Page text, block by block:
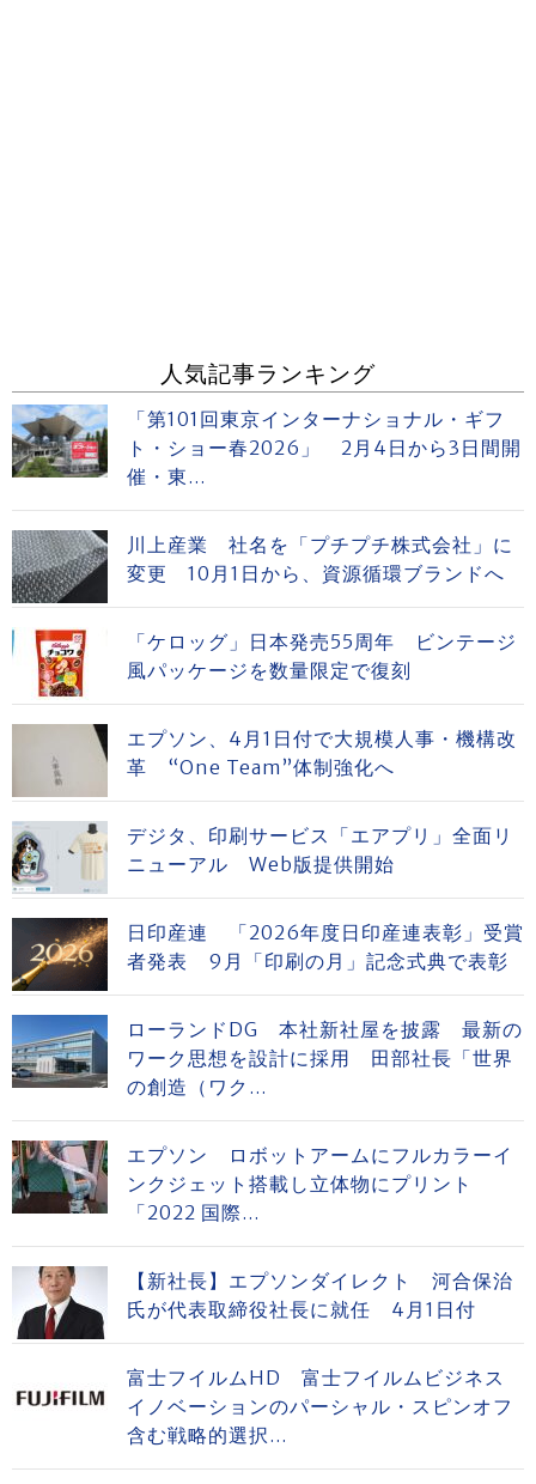
人気記事ランキング
「第101回東京インターナショナル・ギフ
ト・ショー春2026」 2月4日から3日間開
催・東...
川上産業 社名を「プチプチ株式会社」に
変更 10月1日から、資源循環ブランドへ
「ケロッグ」日本発売55周年 ビンテージ
風パッケージを数量限定で復刻
エプソン、4月1日付で大規模人事・機構改
革 “One Team”体制強化へ
デジタ、印刷サービス「エアプリ」全面リ
ニューアル Web版提供開始
日印産連 「2026年度日印産連表彰」受賞
者発表 9月「印刷の月」記念式典で表彰
ローランドDG 本社新社屋を披露 最新の
ワーク思想を設計に採用 田部社長「世界
の創造（ワク...
エプソン ロボットアームにフルカラーイ
ンクジェット搭載し立体物にプリント
「2022 国際...
【新社長】エプソンダイレクト 河合保治
氏が代表取締役社長に就任 4月1日付
富士フイルムHD 富士フイルムビジネス
イノベーションのパーシャル・スピンオフ
含む戦略的選択...